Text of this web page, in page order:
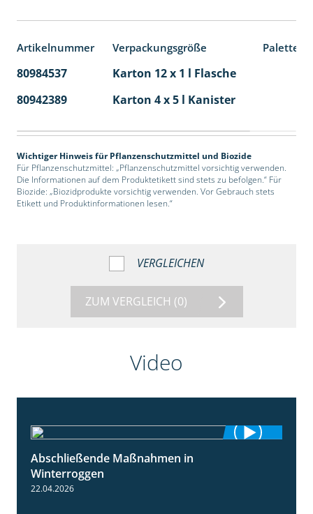
Artikelnummer Verpackungsgröße
80984537 Karton 12 x 1 l Flasche
80942389
Karton 4 x 5 l Kanister
Wichtiger Hinweis für Pflanzenschutzmittel und Biozide
Für Pflanzenschutzmittel: „Pflanzenschutzmittel vorsichtig verwenden.
Die Informationen auf dem Produktetikett sind stets zu befolgen.“ Für
Biozide: „Biozidprodukte vorsichtig verwenden. Vor Gebrauch stets
Etikett und Produktinformationen lesen.“
VERGLEICHEN
ZUM VERGLEICH (0)
Video
Abschließende Maßnahmen in
Winterroggen
22.04.2026